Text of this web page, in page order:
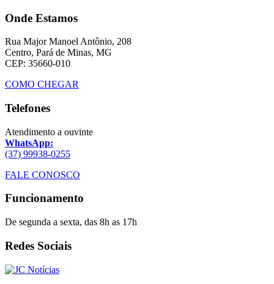
Onde Estamos
Rua Major Manoel Antônio, 208
Centro, Pará de Minas, MG
CEP: 35660-010
COMO CHEGAR
Telefones
Atendimento a ouvinte
WhatsApp:
(37) 99938-0255
FALE CONOSCO
Funcionamento
De segunda a sexta, das 8h as 17h
Redes Sociais